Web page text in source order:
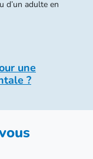
d’un adulte en
une
?